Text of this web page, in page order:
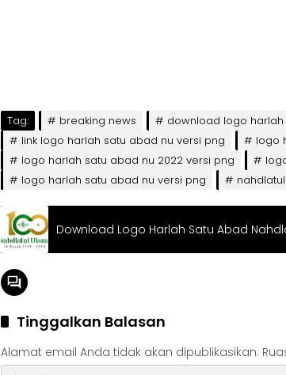
Tag: breaking news download logo
link logo harlah satu abad nu versi png
logo
logo harlah satu abad nu 2022 versi png
logo harlah satu abad nu versi png
Download Logo Harlah Satu Abad
Tinggalkan Balasan
Alamat email Anda tidak akan dipublikasikan.